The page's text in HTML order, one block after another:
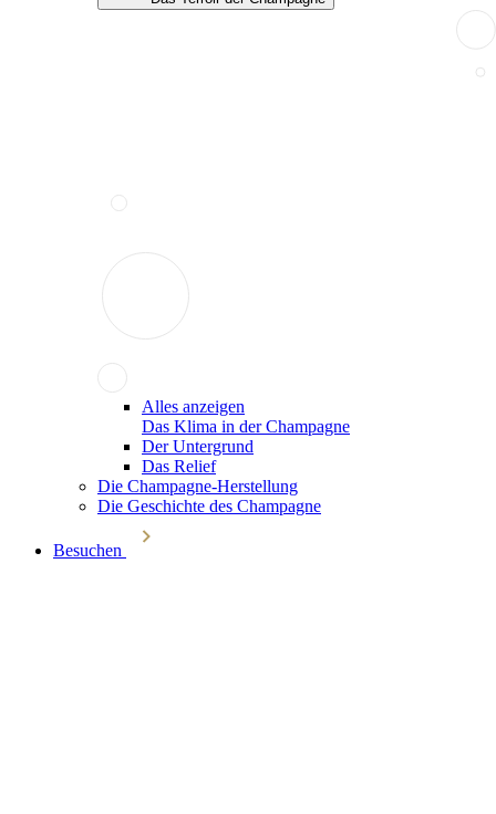
Alles anzeigen
Das Klima in der Champagne
Der Untergrund
Das Relief
Die Champagne-Herstellung
Die Geschichte des Champagne
Besuchen